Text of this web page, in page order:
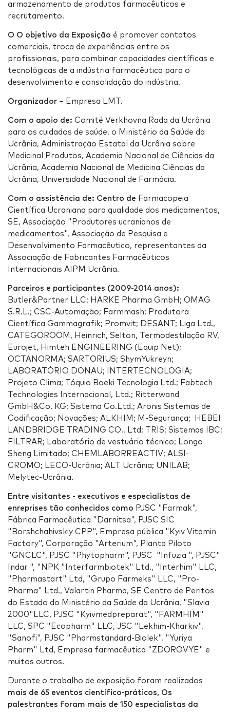
armazenamento de produtos farmacêuticos e
recrutamento.
O O objetivo da Exposição é promover contatos
comerciais, troca de experiências entre os
profissionais, para combinar capacidades científicas e
tecnológicas de a indústria farmacêutica para o
desenvolvimento e consolidação do indústria.
Organizador – Empresa LMT.
Com o apoio de: Comité Verkhovna Rada da Ucrânia
para os cuidados de saúde, o Ministério da Saúde da
Ucrânia, Administração Estatal da Ucrânia sobre
Medicinal Produtos, Academia Nacional de Ciências da
Ucrânia, Academia Nacional de Medicina Ciências da
Ucrânia, Universidade Nacional de Farmácia.
Com o assistência de: Centro de Farmacopeia
Científica Ucraniana para qualidade dos medicamentos,
SE, Associação "Produtores ucranianos de
medicamentos", Associação de Pesquisa e
Desenvolvimento Farmacêutico, representantes da
Associação de Fabricantes Farmacêuticos
Internacionais AIPM Ucrânia.
Parceiros e participantes (2009-2014 anos):
Butler&Partner LLC; HARKE Pharma GmbH; OMAG
S.R.L.; CSC-Automação; Farmmash; Produtora
Científica Gammagrafik; Promvit; DESANT; Liga Ltd.,
CATEGOROOM, Heinrich, Selton, Termodestilação RV,
Eurojet, Himteh ENGINEERING (Equip Net);
OCTANORMA; SARTORIUS; ShymYukreyn;
LABORATÓRIO DONAU; INTERTECNOLOGIA;
Projeto Clima; Tóquio Boeki Tecnologia Ltd.; Fabtech
Technologies Internacional, Ltd.; Ritterwand
GmbH&Co. KG; Sistema Co.Ltd.; Aronis Sistemas de
Codificação; Novações; ALKHIM; M-Segurança; HEBEI
LANDBRIDGE TRADING CO., Ltd; TRIS; Sistemas IBC;
FILTRAR; Laboratório de vestuário técnico; Longo
Sheng Limitado; CHEMLABORREACTIV; ALSI-
CROMO; LECO-Ucrânia; ALT Ucrânia; UNILAB;
Melytec-Ucrânia.
Entre visitantes - executivos e especialistas de
enreprises tão conhecidos como PJSC "Farmak",
Fábrica Farmacêutica "Darnitsa", PJSC SIC
"Borshchahivskiy CPP", Empresa pública "Kyiv Vitamin
Factory", Corporação "Arterium", Planta Piloto
"GNCLC", PJSC "Phytopharm", PJSC "Infuzia ", PJSC"
Indar ", "NPK "Interfarmbiotek" Ltd., "Interhim" LLC,
"Pharmastart" Ltd, "Grupo Farmeks" LLC, "Pro-
Pharma" Ltd., Valartin Pharma, SE Centro de Peritos
do Estado do Ministério da Saúde da Ucrânia, "Slavia
2000"LLC, PJSC "Kyivmedpreparat", "FARMHIM"
LLC, SPC "Ecopharm" LLC, JSC "Lekhim-Kharkiv",
"Sanofi", PJSC "Pharmstandard-Biolek", "Yuriya
Pharm" Ltd, Empresa farmacêutica "ZDOROVYE" e
muitos outros.
Durante o trabalho de exposição foram realizados
mais de 65 eventos científico-práticos, Os
palestrantes foram mais de 150 especialistas da